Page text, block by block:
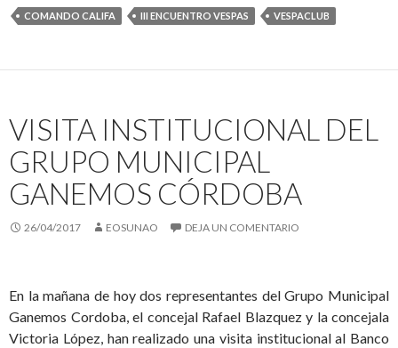
COMANDO CALIFA III ENCUENTRO VESPAS VESPACLUB
VISITA INSTITUCIONAL DEL
GRUPO MUNICIPAL
GANEMOS CÓRDOBA
26/04/2017 EOSUNAO DEJA UN COMENTARIO
En la mañana de hoy dos representantes del Grupo Municipal
Ganemos Cordoba, el concejal Rafael Blazquez y la concejala
Victoria López, han realizado una visita institucional al Banco